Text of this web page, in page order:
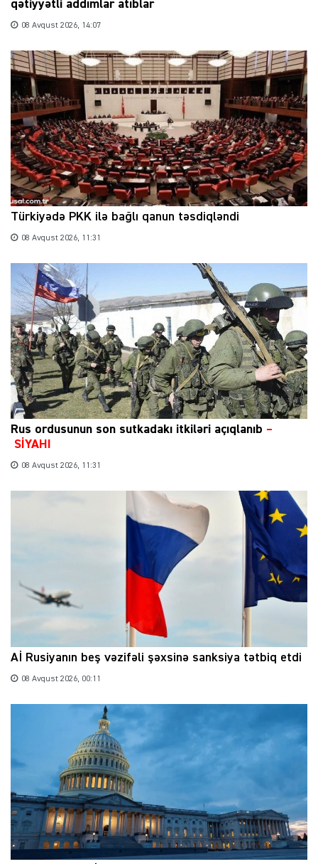
qətiyyətli addımlar atıblar
08 Avqust 2026, 14:07
Türkiyədə PKK ilə bağlı qanun təsdiqləndi
08 Avqust 2026, 11:31
Rus ordusunun son sutkadakı itkiləri açıqlanıb –
SİYAHI
08 Avqust 2026, 11:31
Aİ Rusiyanın beş vəzifəli şəxsinə sanksiya tətbiq etdi
08 Avqust 2026, 00:11